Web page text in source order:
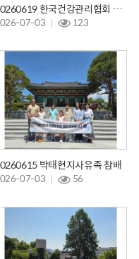
20260619 한국건강관리협회 경상북도지부 어머니봉사단 참배 및 봉사활동
07-03 123
박태현지사유족 참배
07-03 56